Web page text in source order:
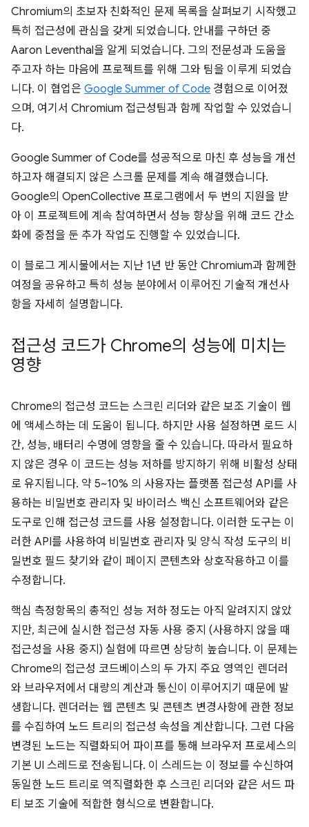
Chromium의 초보자 친화적인 문제 목록을 살펴보기 시작했고
특히 접근성에 관심을 갖게 되었습니다. 안내를 구하던 중
Aaron Leventhal을 알게 되었습니다. 그의 전문성과 도움을
주고자 하는 마음에 프로젝트를 위해 그와 팀을 이루게 되었습
니다. 이 협업은 Google Summer of Code 경험으로 이어졌
으며, 여기서 Chromium 접근성팀과 함께 작업할 수 있었습니
다.
Google Summer of Code를 성공적으로 마친 후 성능을 개선
하고자 해결되지 않은 스크롤 문제를 계속 해결했습니다.
Google의 OpenCollective 프로그램에서 두 번의 지원을 받
아 이 프로젝트에 계속 참여하면서 성능 향상을 위해 코드 간소
화에 중점을 둔 추가 작업도 진행할 수 있었습니다.
이 블로그 게시물에서는 지난 1년 반 동안 Chromium과 함께한
여정을 공유하고 특히 성능 분야에서 이루어진 기술적 개선사
항을 자세히 설명합니다.
접근성 코드가 Chrome의 성능에 미치는
영향
Chrome의 접근성 코드는 스크린 리더와 같은 보조 기술이 웹
에 액세스하는 데 도움이 됩니다. 하지만 사용 설정하면 로드 시
간, 성능, 배터리 수명에 영향을 줄 수 있습니다. 따라서 필요하
지 않은 경우 이 코드는 성능 저하를 방지하기 위해 비활성 상태
로 유지됩니다. 약 5~10% 의 사용자는 플랫폼 접근성 API를 사
용하는 비밀번호 관리자 및 바이러스 백신 소프트웨어와 같은
도구로 인해 접근성 코드를 사용 설정합니다. 이러한 도구는 이
러한 API를 사용하여 비밀번호 관리자 및 양식 작성 도구의 비
밀번호 필드 찾기와 같이 페이지 콘텐츠와 상호작용하고 이를
수정합니다.
핵심 측정항목의 총적인 성능 저하 정도는 아직 알려지지 않았
지만, 최근에 실시한 접근성 자동 사용 중지 (사용하지 않을 때
접근성을 사용 중지) 실험에 따르면 상당히 높습니다. 이 문제는
Chrome의 접근성 코드베이스의 두 가지 주요 영역인 렌더러
와 브라우저에서 대량의 계산과 통신이 이루어지기 때문에 발
생합니다. 렌더러는 웹 콘텐츠 및 콘텐츠 변경사항에 관한 정보
를 수집하여 노드 트리의 접근성 속성을 계산합니다. 그런 다음
변경된 노드는 직렬화되어 파이프를 통해 브라우저 프로세스의
기본 UI 스레드로 전송됩니다. 이 스레드는 이 정보를 수신하여
동일한 노드 트리로 역직렬화한 후 스크린 리더와 같은 서드 파
티 보조 기술에 적합한 형식으로 변환합니다.